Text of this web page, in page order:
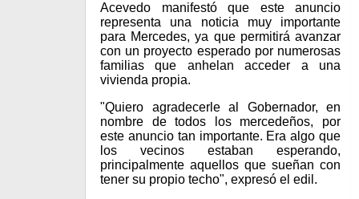
Acevedo manifestó que este anuncio
representa una noticia muy importante
para Mercedes, ya que permitirá avanzar
con un proyecto esperado por numerosas
familias que anhelan acceder a una
vivienda propia.
"Quiero agradecerle al Gobernador, en
nombre de todos los mercedeños, por
este anuncio tan importante. Era algo que
los vecinos estaban esperando,
principalmente aquellos que sueñan con
tener su propio techo", expresó el edil.